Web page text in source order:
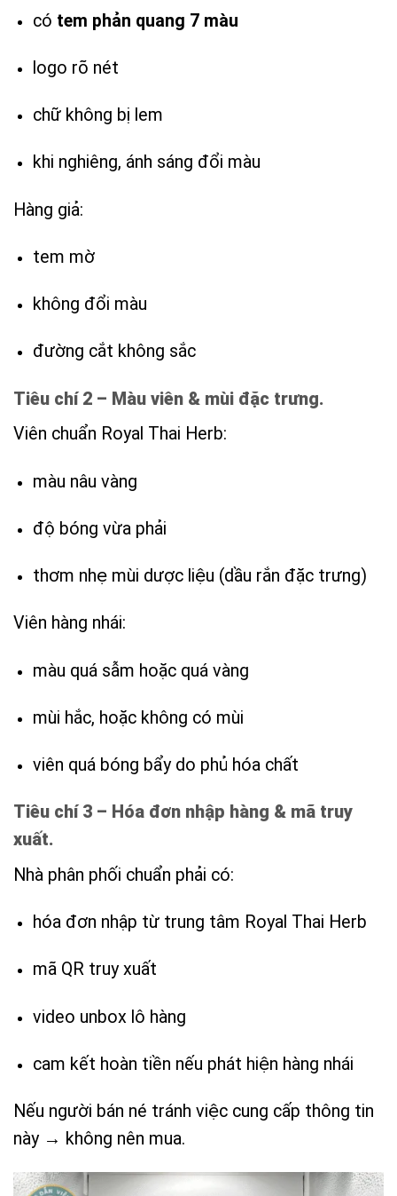
có tem phản quang 7 màu
logo rõ nét
chữ không bị lem
khi nghiêng, ánh sáng đổi màu
Hàng giả:
tem mờ
không đổi màu
đường cắt không sắc
Tiêu chí 2 – Màu viên & mùi đặc trưng.
Viên chuẩn Royal Thai Herb:
màu nâu vàng
độ bóng vừa phải
thơm nhẹ mùi dược liệu (dầu rắn đặc trưng)
Viên hàng nhái:
màu quá sẫm hoặc quá vàng
mùi hắc, hoặc không có mùi
viên quá bóng bẩy do phủ hóa chất
Tiêu chí 3 – Hóa đơn nhập hàng & mã truy
xuất.
Nhà phân phối chuẩn phải có:
hóa đơn nhập từ trung tâm Royal Thai Herb
mã QR truy xuất
video unbox lô hàng
cam kết hoàn tiền nếu phát hiện hàng nhái
Nếu người bán né tránh việc cung cấp thông tin
này → không nên mua.